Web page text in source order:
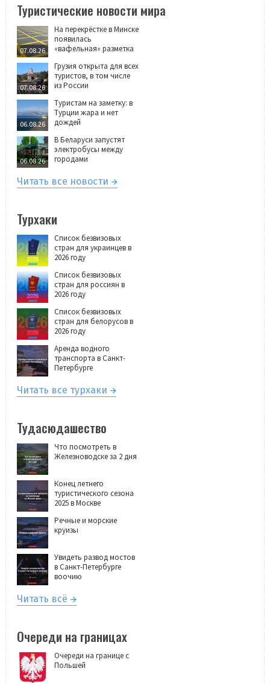
Туристические новости мира
07.08.26
На перекрёстке в Минске
появилась
«вафельная» разметка
07.08.26
Грузия открыта для всех
туристов, в том числе
из России
06.08.26
Туристам на заметку: в
Турции жара и нет
дождей
06.08.26
В Беларуси запустят
электробусы между
городами
Читать все новости
Турхаки
Список безвизовых
стран для украинцев в
2026 году
Список безвизовых
стран для россиян в
2026 году
Список безвизовых
стран для белорусов в
2026 году
Аренда водного
транспорта в Санкт-
Петербурге
Читать все турхаки
Тудасюдашество
Что посмотреть в
Железноводске за 2 дня
Конец летнего
туристического сезона
2025 в Москве
Речные и морские
круизы
Увидеть развод мостов
в Санкт-Петербурге
воочию
Читать всё
Очереди на границах
Очереди на границе с
Польшей